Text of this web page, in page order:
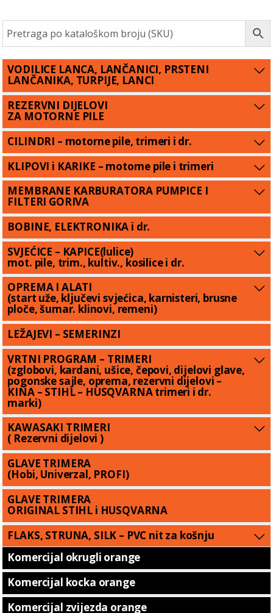
VODILICE LANCA, LANČANICI, PRSTENI
LANČANIKA, TURPIJE, LANCI
REZERVNI DIJELOVI
ZA MOTORNE PILE
CILINDRI – motorne pile, trimeri i dr.
KLIPOVI i KARIKE – motorne pile i trimeri
MEMBRANE KARBURATORA PUMPICE I
FILTERI GORIVA
BOBINE, ELEKTRONIKA i dr.
SVJEĆICE – KAPICE(lulice)
mot. pile, trim., kultiv., kosilice i dr.
OPREMA I ALATI
(start uže, ključevi svjećica, karnisteri, brusne
ploče, šumar. klinovi, remeni)
LEŽAJEVI – SEMERINZI
VRTNI PROGRAM – TRIMERI
(zglobovi, kardani, ušice, čepovi, dijelovi glave,
pogonske sajle, oprema, rezervni dijelovi –
KINA – STIHL – HUSQVARNA trimeri i dr.
marki)
KAWASAKI TRIMERI
( Rezervni dijelovi )
GLAVE TRIMERA
(Hobi, Univerzal, PROFI)
GLAVE TRIMERA
ORIGINAL STIHL i HUSQVARNA
FLAKS, STRUNA, SILK – PVC nit za košnju
Komercijal okrugli orange
Komercijal kocka orange
Komercijal zvijezda orange